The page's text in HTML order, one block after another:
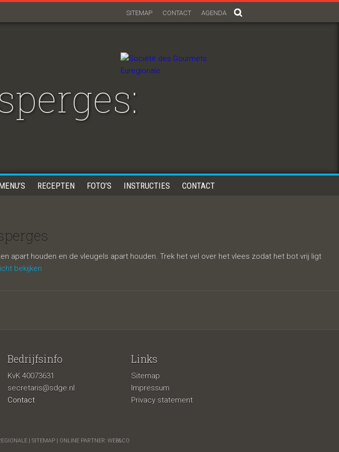
AGENDA
CONTACT
SITEMAP
asperges
RECEPTEN FOTO’S INSTRUCTIES CONTACT
apart houden en de vleugels apart houden. Trek het vel over het vlees zodat het bot vrij ligt
bekijken
Bedrijfsinfo
KvK 40073631
secretaris@sdge.nl
Contact
Links
Sitemap
Impressum
Privacy statement
| SITEMAP| ONLINE PARTNER: WEB&CO